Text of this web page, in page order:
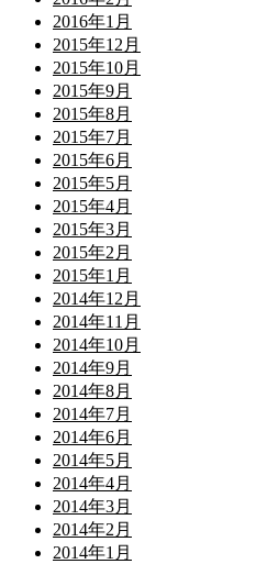
2016年1月
2015年12月
2015年10月
2015年9月
2015年8月
2015年7月
2015年6月
2015年5月
2015年4月
2015年3月
2015年2月
2015年1月
2014年12月
2014年11月
2014年10月
2014年9月
2014年8月
2014年7月
2014年6月
2014年5月
2014年4月
2014年3月
2014年2月
2014年1月